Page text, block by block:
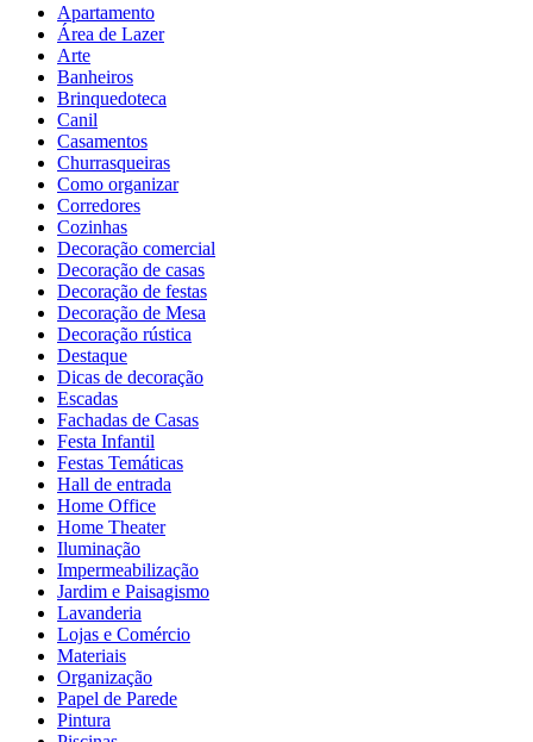
Apartamento
Área de Lazer
Arte
Banheiros
Brinquedoteca
Canil
Casamentos
Churrasqueiras
Como organizar
Corredores
Cozinhas
Decoração comercial
Decoração de casas
Decoração de festas
Decoração de Mesa
Decoração rústica
Destaque
Dicas de decoração
Escadas
Fachadas de Casas
Festa Infantil
Festas Temáticas
Hall de entrada
Home Office
Home Theater
Iluminação
Impermeabilização
Jardim e Paisagismo
Lavanderia
Lojas e Comércio
Materiais
Organização
Papel de Parede
Pintura